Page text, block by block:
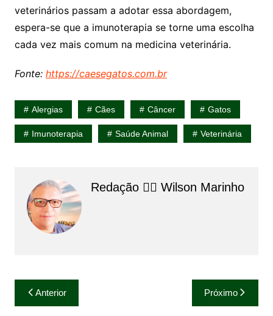
veterinários passam a adotar essa abordagem,
espera-se que a imunoterapia se torne uma escolha
cada vez mais comum na medicina veterinária.
Fonte: https://caesegatos.com.br
Alergias Cães Câncer Gatos
Imunoterapia Saúde Animal Veterinária
Redação 👨‍⚖️​ Wilson Marinho
Navegação
de
Anterior Próximo